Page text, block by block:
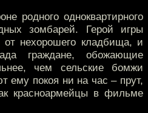
родного одноквартирного
зомбарей. Герой игры
от нехорошего кладбища, и
граждане, обожающие
чем сельские бомжи
ему покоя ни на час – прут,
красноармейцы в фильме